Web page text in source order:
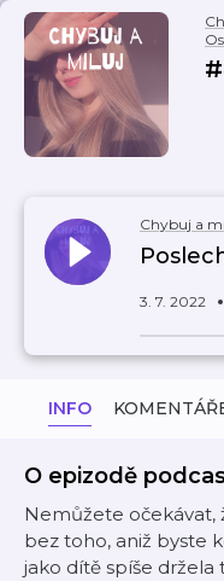
Chybuj a
3. 7. 2022
INFO
O epizodě
Nemůžete
bez toho, aniž byste
jako dítě spíše držela